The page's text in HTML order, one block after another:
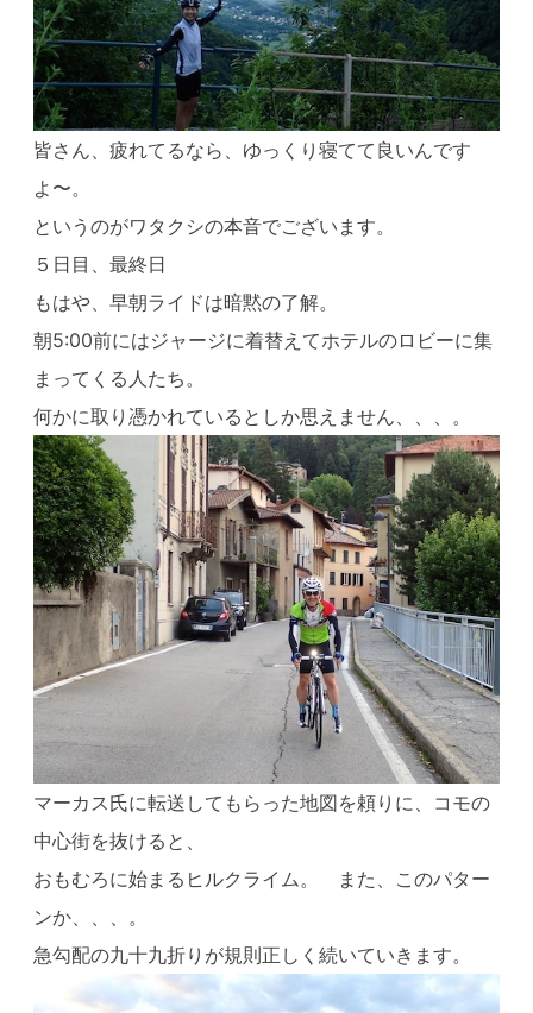
皆さん、疲れてるなら、ゆっくり寝てて良いんです
よ〜。
というのがワタクシの本音でございます。
５日目、最終日
もはや、早朝ライドは暗黙の了解。
朝5:00前にはジャージに着替えてホテルのロビーに集
まってくる人たち。
何かに取り憑かれているとしか思えません、、、。
マーカス氏に転送してもらった地図を頼りに、コモの
中心街を抜けると、
おもむろに始まるヒルクライム。 また、このパター
ンか、、、。
急勾配の九十九折りが規則正しく続いていきます。